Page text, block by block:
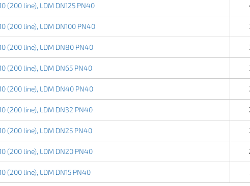
(200 line), LDM DN125 PN40
(200 line), LDM DN100 PN40
(200 line), LDM DN80 PN40
(200 line), LDM DN65 PN40
(200 line), LDM DN40 PN40
(200 line), LDM DN32 PN40
(200 line), LDM DN25 PN40
(200 line), LDM DN20 PN40
(200 line), LDM DN15 PN40